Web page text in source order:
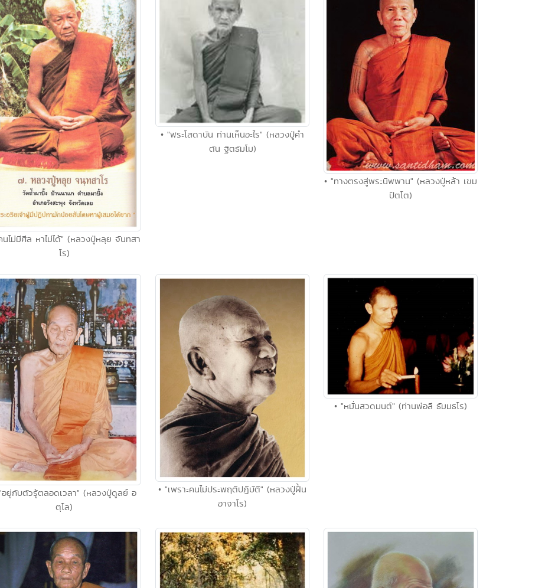
นไม่มีศีล หาไม่ได้" (หลวงปู่หลุย จันทสา
โร)
• "พระโสดาบัน ท่านเห็นอะไร" (หลวงปู่คำ
ตัน ฐิตธัมโม)
• "ทางตรงสู่พระนิพพาน" (หลวงปู่หล้า เขม
ปัตโต)
อยู่กับตัวรู้ตลอดเวลา" (หลวงปู่ดูลย์ อ
ตุโล)
• "เพราะคนไม่ประพฤติปฏิบัติ" (หลวงปู่ฝั้น
อาจาโร)
• "หมั่นสวดมนต์" (ท่านพ่อลี ธัมมธโร)